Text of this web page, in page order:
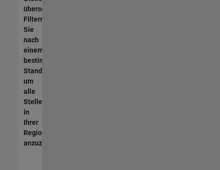
übersetzt.
Filtern
Sie
nach
einem
bestimmten
Standort,
um
alle
Stellenangebote
in
Ihrer
Region
anzuzeigen.